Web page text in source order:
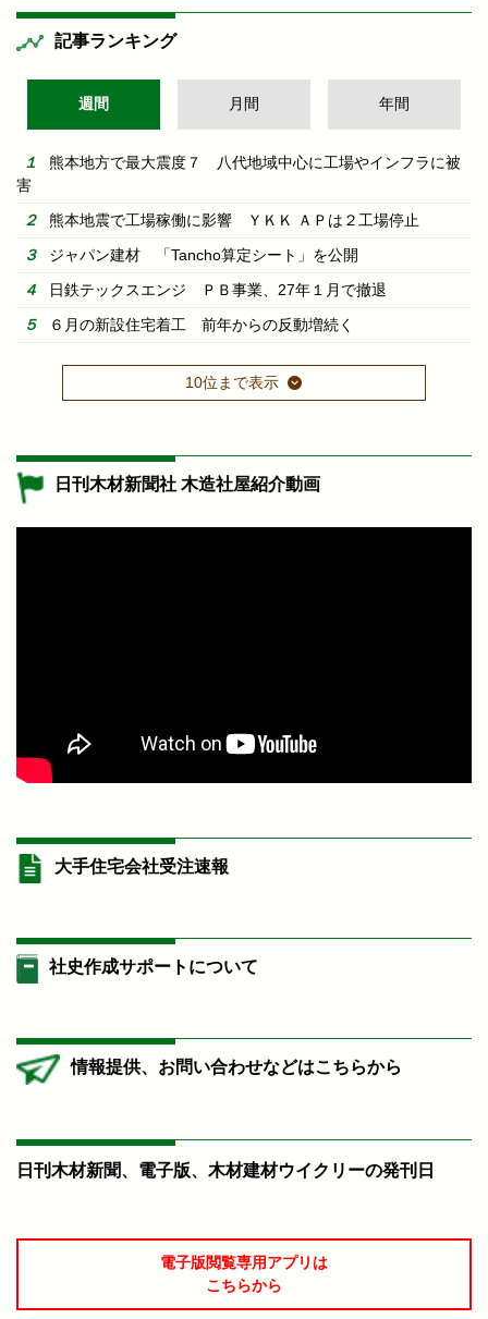
記事ランキング
週間 月間 年間
熊本地方で最大震度７ 八代地域中心に工場やインフラに被
害
熊本地震で工場稼働に影響 ＹＫＫ ＡＰは２工場停止
ジャパン建材 「Tancho算定シート」を公開
日鉄テックスエンジ ＰＢ事業、27年１月で撤退
６月の新設住宅着工 前年からの反動増続く
10位まで表示
日刊木材新聞社 木造社屋紹介動画
大手住宅会社受注速報
社史作成サポートについて
情報提供、お問い合わせなどはこちらから
日刊木材新聞、電子版、木材建材ウイクリーの発刊日
電子版閲覧専用アプリは
こちらから